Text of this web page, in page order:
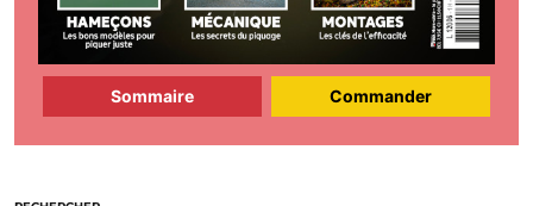
Sommaire Commander